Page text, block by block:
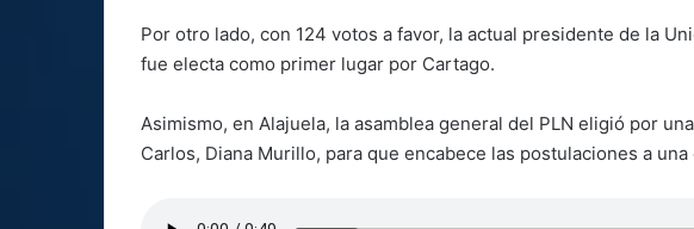
Por otro lado, con 124 votos a favor, la actual presidente de la
fue electa como primer lugar por Cartago.
Asimismo, en Alajuela, la asamblea general del PLN eligió por
Carlos, Diana Murillo, para que encabece las postulaciones a